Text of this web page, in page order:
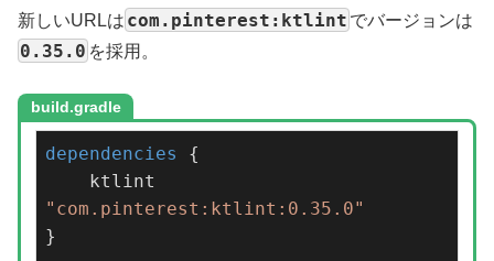
新しいURLは com.pinterest:ktlint でバージョンは
0.35.0 を採用。
build.gradle
dependencies {
"com.pinterest:ktlint:0.35.0"
}